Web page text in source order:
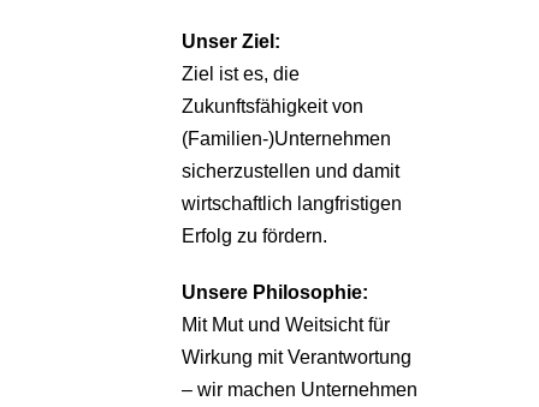
Unser Ziel:
Ziel ist es, die
Zukunftsfähigkeit von
(Familien-)Unternehmen
sicherzustellen und damit
wirtschaftlich langfristigen
Erfolg zu fördern.
Unsere Philosophie:
Mit Mut und Weitsicht für
Wirkung mit Verantwortung
– wir machen Unternehmen